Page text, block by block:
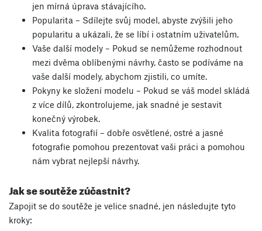
jen mírná úprava stávajícího.
Popularita – Sdílejte svůj model, abyste zvýšili jeho
popularitu a ukázali, že se líbí i ostatním uživatelům.
Vaše další modely – Pokud se nemůžeme rozhodnout
mezi dvěma oblíbenými návrhy, často se podíváme na
vaše další modely, abychom zjistili, co umíte.
Pokyny ke složení modelu – Pokud se váš model skládá
z více dílů, zkontrolujeme, jak snadné je sestavit
konečný výrobek.
Kvalita fotografií – dobře osvětlené, ostré a jasné
fotografie pomohou prezentovat vaši práci a pomohou
nám vybrat nejlepší návrhy.
Jak se soutěže zúčastnit?
Zapojit se do soutěže je velice snadné, jen následujte tyto
kroky: